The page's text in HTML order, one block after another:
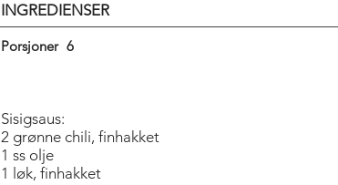
INGREDIENSER
Porsjoner 6
Sisigsaus:
2 grønne chili, finhakket
1 ss olje
1 løk, finhakket